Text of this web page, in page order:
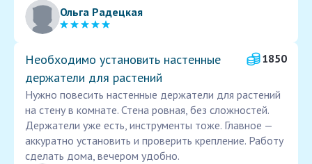
Ольга Радецкая
Необходимо установить настенные
держатели для растений
1850
Нужно повесить настенные держатели для растений
на стену в комнате. Стена ровная, без сложностей.
Держатели уже есть, инструменты тоже. Главное —
аккуратно установить и проверить крепление. Работу
сделать дома, вечером удобно.